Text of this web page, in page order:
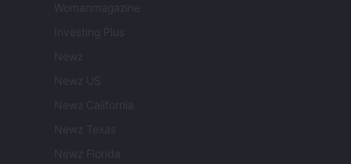
Womanmagazine
Investing Plus
Newz
Newz US
Newz California
Newz Texas
Newz Florida